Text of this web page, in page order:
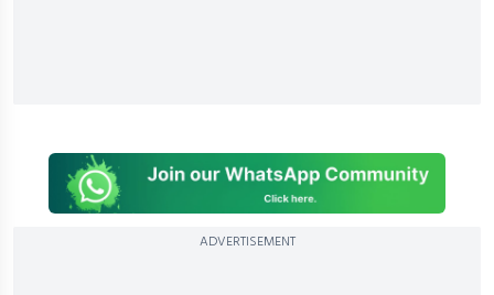
ADVERTISEMENT